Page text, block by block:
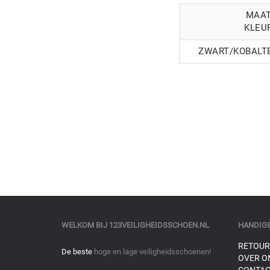
ZWART/
WELKOM BIJ 123VEILIGHEIDSSCHOEN.NL
De beste hoge en lage veiligheidsschoenen!
OVER